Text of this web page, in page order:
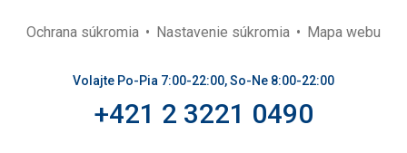
Ochrana súkromia Nastavenie súkromia Mapa webu
Volajte Po-Pia 7:00-22:00, So-Ne 8:00-22:00
+421 2 3221 0490